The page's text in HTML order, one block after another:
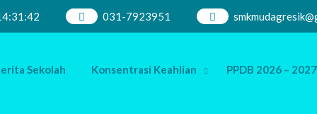
:31:43 031-7923951
Sekolah Konsentrasi Keahlian PPDB 2026 – 2027